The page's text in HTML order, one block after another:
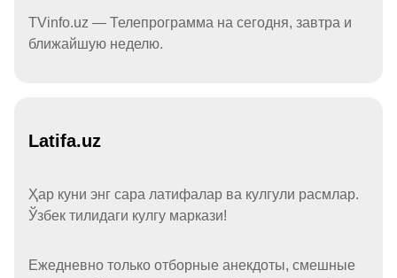
TVinfo.uz — Телепрограмма на сегодня, завтра и
ближайшую неделю.
Latifa.uz
Ҳар куни энг сара латифалар ва кулгули расмлар.
Ўзбек тилидаги кулгу маркази!
Ежедневно только отборные анекдоты, смешные